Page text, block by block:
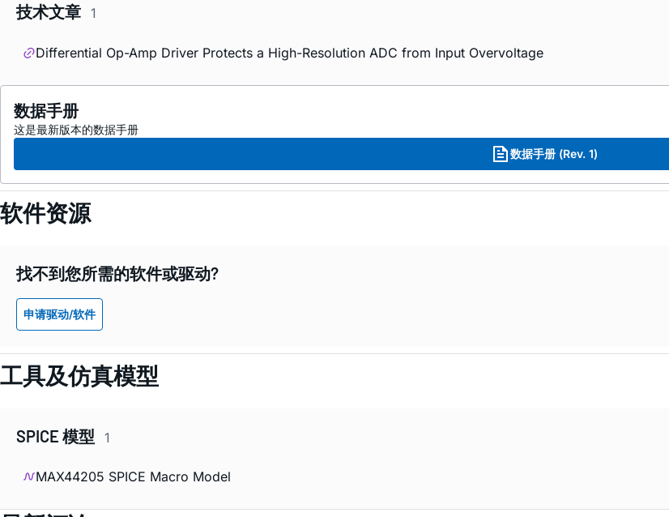
技术文章 1
Differential Op-Amp Driver Protects a High-Resolution ADC from Input Overvoltage
数据手册
这是最新版本的数据手册
数据手册 (Rev. 1)
软件资源
找不到您所需的软件或驱动?
申请驱动/软件
工具及仿真模型
SPICE 模型 1
MAX44205 SPICE Macro Model